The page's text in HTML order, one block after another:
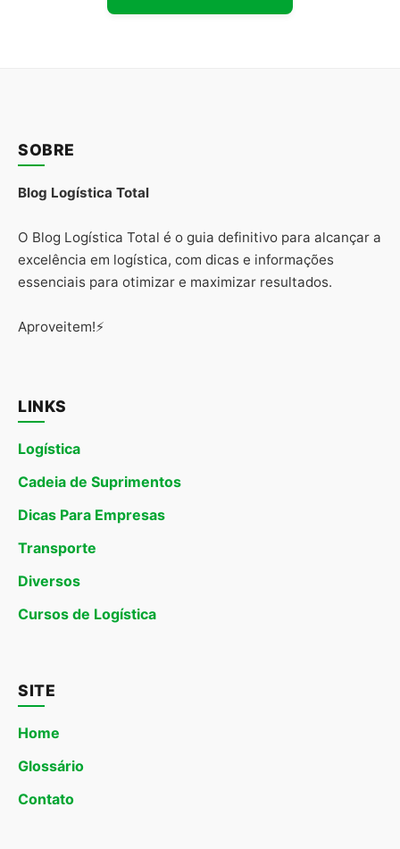
SOBRE
Blog Logística Total
O Blog Logística Total é o guia definitivo para alcançar a
excelência em logística, com dicas e informações
essenciais para otimizar e maximizar resultados.
Aproveitem!⚡
LINKS
Logística
Cadeia de Suprimentos
Dicas Para Empresas
Transporte
Diversos
Cursos de Logística
SITE
Home
Glossário
Contato